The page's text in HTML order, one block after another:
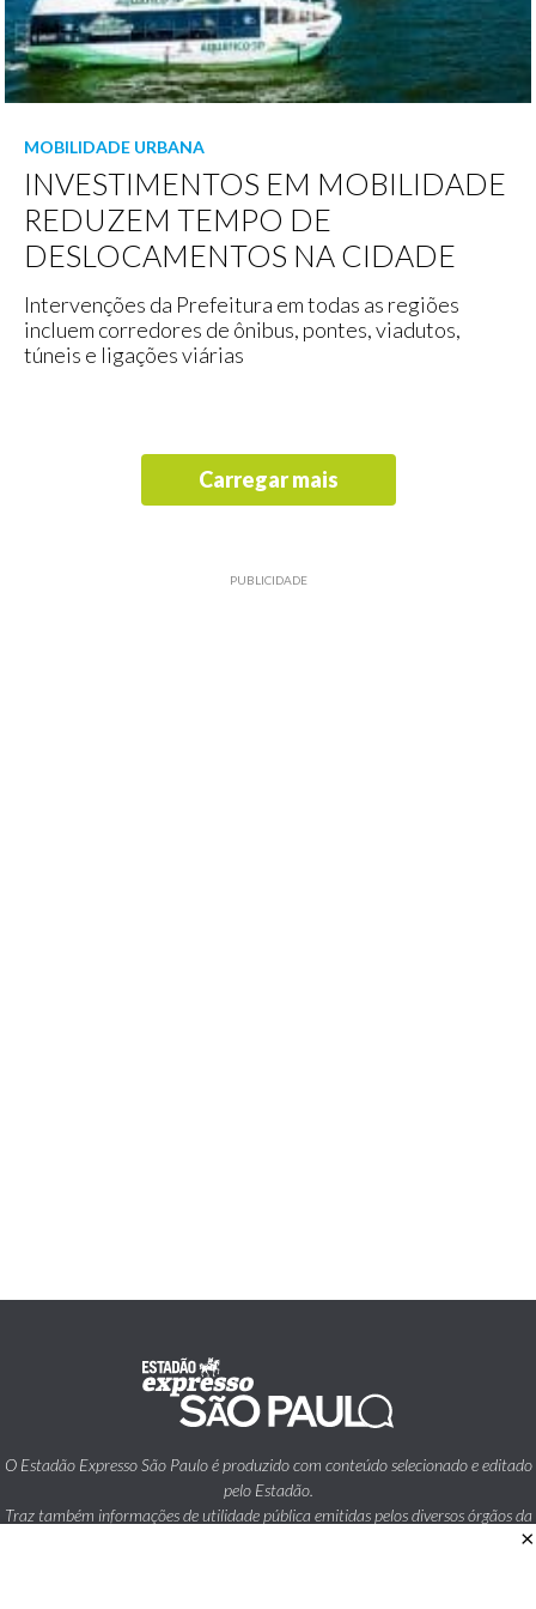
×
MOBILIDADE URBANA
INVESTIMENTOS EM MOBILIDADE
REDUZEM TEMPO DE
DESLOCAMENTOS NA CIDADE
Intervenções da Prefeitura em todas as regiões
incluem corredores de ônibus, pontes, viadutos,
túneis e ligações viárias
Carregar mais
PUBLICIDADE
O Estadão Expresso São Paulo é produzido com conteúdo selecionado e editado
pelo Estadão.
Traz também informações de utilidade pública emitidas pelos diversos órgãos da